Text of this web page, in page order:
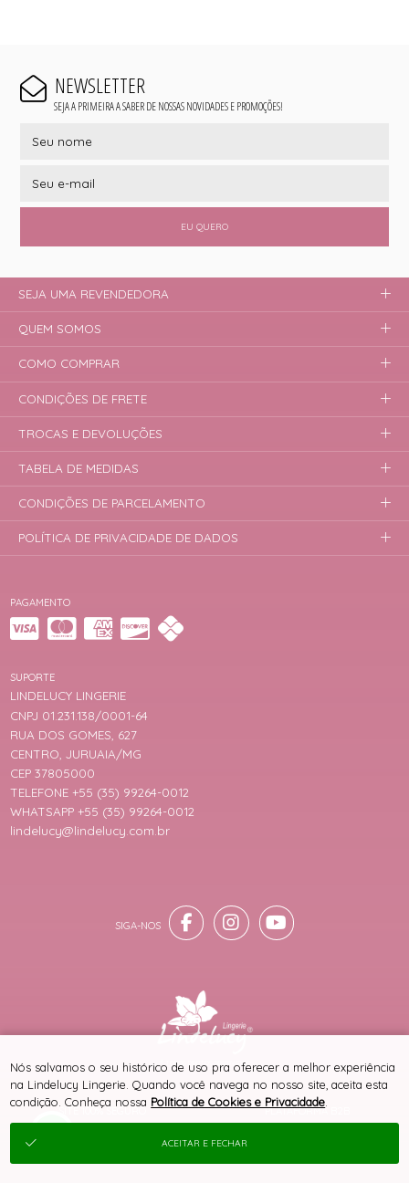
NEWSLETTER
SEJA A PRIMEIRA A SABER DE NOSSAS NOVIDADES E PROMOÇÕES!
EU QUERO
PAGAMENTO
SITE 100% SEGURO PLATAFORMA B2B
SUPORTE
LINDELUCY LINGERIE
CNPJ 01.231.138/0001-64
RUA DOS GOMES, 627
CENTRO, JURUAIA/MG
CEP 37805000
TELEFONE +55 (35) 99264-0012
WHATSAPP +55 (35) 99264-0012
lindelucy@lindelucy.com.br
SEJA UMA REVENDEDORA
QUEM SOMOS
COMO COMPRAR
CONDIÇÕES DE FRETE
TROCAS E DEVOLUÇÕES
TABELA DE MEDIDAS
CONDIÇÕES DE PARCELAMENTO
POLÍTICA DE PRIVACIDADE DE DADOS
® TODOS DIREITOS RESERVADOS
Nós salvamos o seu histórico de uso pra oferecer a melhor experiência
na Lindelucy Lingerie. Quando você navega no nosso site, aceita esta
condição. Conheça nossa Política de Cookies e Privacidade
ACEITAR E FECHAR